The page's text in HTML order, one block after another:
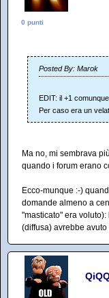
0 punti
Posted By: Marok
EDIT: il +1
Per caso era un
Ma no, mi sembrava
quando i forum erano
Ecco-munque :-)
domande almeno a
"masticato" era
(diffusa) avrebbe